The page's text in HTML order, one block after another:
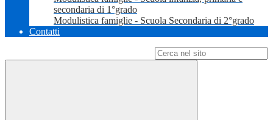
secondaria di 1°grado
Modulistica famiglie - Scuola Secondaria di 2°grado
Contatti